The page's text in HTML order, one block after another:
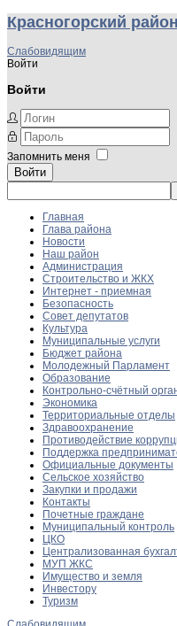
Красногорский район
Слабовидящим
Войти
Войти
Запомнить меня
Войти
Главная
Глава района
Новости
Наш район
Администрация
Строительство и ЖКХ
Интернет - приемная
Безопасность
Совет депутатов
Культура
Муниципальные услуги
Бюджет района
Молодежный Парламент
Образование
Контрольно-счётный
Экономика
Территориальные отделы
Здравоохранение
Противодействие
Поддержка
Официальные документы
Сельское хозяйство
Закупки и продажи
Контакты
Почетные граждане
Муниципальный контроль
ЦКО
Централизованная
МУП ЖКС
Имущество и земля
Инвестору
Туризм